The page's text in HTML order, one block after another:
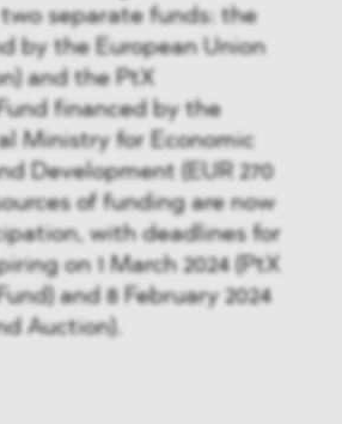
separate funds: the
by the European Union
and the PtX
financed by the
Ministry for Economic
Development (EUR 270
of funding are now
with deadlines for
on 1 March 2024 (PtX
and 8 February 2024
Auction).